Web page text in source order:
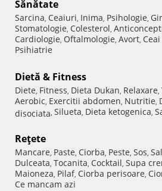
Sănătate
Sarcina, Ceaiuri, Inima, Psihologie,
Stomatologie, Colesterol,
Cardiologie, Oftalmologie, Avort,
Psihiatrie
Dietă & Fitness
Diete, Fitness, Dieta Dukan, Relaxare,
Aerobic, Exercitii abdomen, Nutritie,
disociata, Silueta, Dieta ketogenica,
Reţete
Mancare, Paste, Ciorba, Peste, Sos,
Dulceata, Tocanita, Cocktail, Supa
Maioneza, Pilaf, Ciorba perisoare,
Ce mancam azi